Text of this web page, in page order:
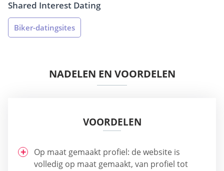
Shared Interest Dating
Biker-datingsites
NADELEN EN VOORDELEN
VOORDELEN
Op maat gemaakt profiel: de website is
volledig op maat gemaakt, van profiel tot